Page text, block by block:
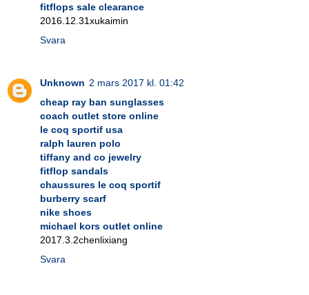
fitflops sale clearance
2016.12.31xukaimin
Svara
Unknown 2 mars 2017 kl. 01:42
cheap ray ban sunglasses
coach outlet store online
le coq sportif usa
ralph lauren polo
tiffany and co jewelry
fitflop sandals
chaussures le coq sportif
burberry scarf
nike shoes
michael kors outlet online
2017.3.2chenlixiang
Svara